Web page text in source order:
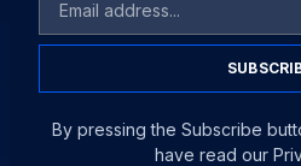
By pressing the Subscribe
have read our